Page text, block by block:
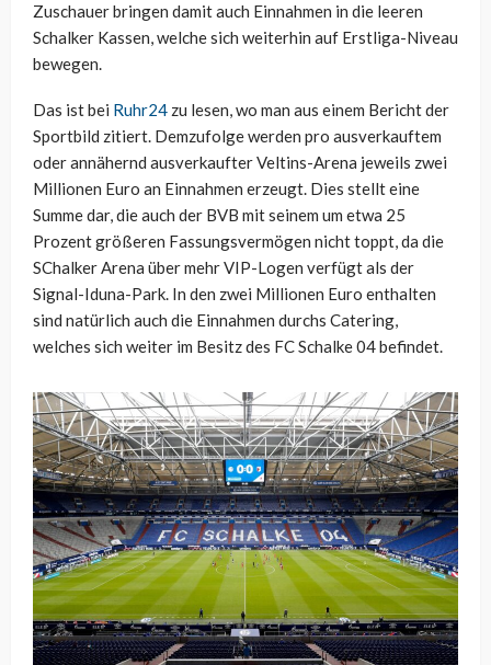
Zuschauer bringen damit auch Einnahmen in die leeren
Schalker Kassen, welche sich weiterhin auf Erstliga-Niveau
bewegen.
Das ist bei Ruhr24 zu lesen, wo man aus einem Bericht der
Sportbild zitiert. Demzufolge werden pro ausverkauftem
oder annähernd ausverkaufter Veltins-Arena jeweils zwei
Millionen Euro an Einnahmen erzeugt. Dies stellt eine
Summe dar, die auch der BVB mit seinem um etwa 25
Prozent größeren Fassungsvermögen nicht toppt, da die
SChalker Arena über mehr VIP-Logen verfügt als der
Signal-Iduna-Park. In den zwei Millionen Euro enthalten
sind natürlich auch die Einnahmen durchs Catering,
welches sich weiter im Besitz des FC Schalke 04 befindet.